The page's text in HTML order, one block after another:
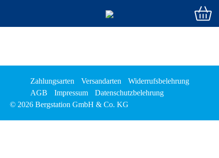
Zahlungsarten Versandarten
Widerrufsbelehrung
AGB
Impressum
Datenschutzbelehrung
© 2026 Bergstation GmbH & Co. KG